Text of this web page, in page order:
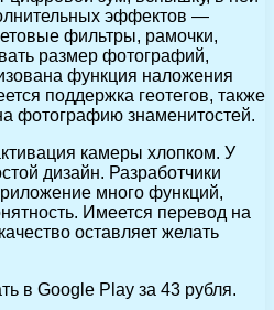
эффектов —
фильтры, рамочки,
размер фотографий,
функция наложения
поддержка геотегов, также
фотографию знаменитостей.
камеры хлопком. У
дизайн. Разработчики
много функций,
Имеется перевод на
оставляет желать
в Google Play за 43 рубля.